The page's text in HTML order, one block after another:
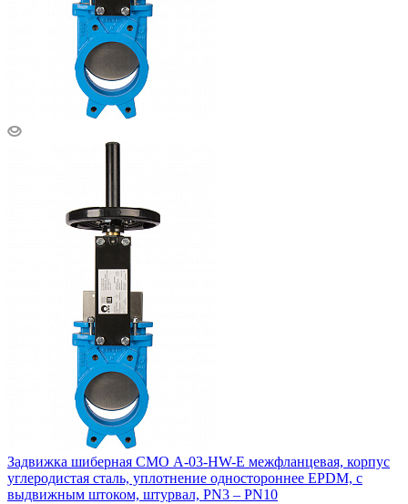
Задвижка шиберная СМО A-03-HW-E межфланцевая, корпус
углеродистая сталь, уплотнение одностороннее EPDM, с
выдвижным штоком, штурвал, PN3 – PN10